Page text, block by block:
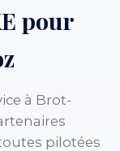
pour
à Brot-
pilotées